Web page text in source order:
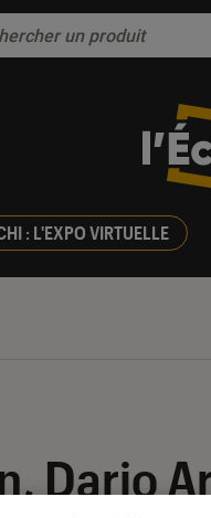
: L'EXPO VIRTUELLE
Dario